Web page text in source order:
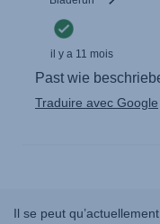
Il se peut